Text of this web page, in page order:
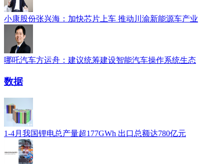
小康股份张兴海：加快芯片上车 推动川渝新能源车产业
哪吒汽车方运舟：建议统筹建设智能汽车操作系统生态
数据
1-4月我国锂电总产量超177GWh 出口总额达780亿元